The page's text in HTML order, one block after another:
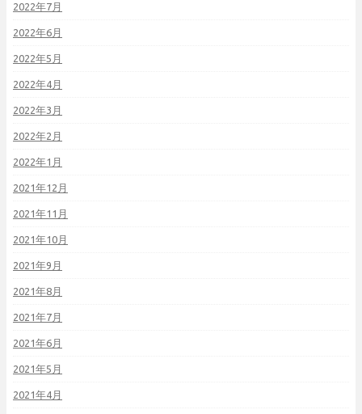
2022年7月
2022年6月
2022年5月
2022年4月
2022年3月
2022年2月
2022年1月
2021年12月
2021年11月
2021年10月
2021年9月
2021年8月
2021年7月
2021年6月
2021年5月
2021年4月